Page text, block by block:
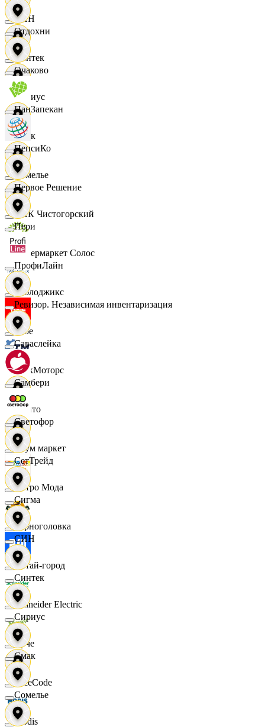
СИН
Синтек
Сириус
Смак
Сомелье
СПК Чистогорский
Супермаркет Солос
Таблоджикс
Твое
ТракМоторс
Фрито
Хоум маркет
Цетро Мода
Черноголовка
Читай-город
Schneider Electric
Ярче
FaceCode
Modis
Отдохни
Очаково
ПанЗапекан
ПепсиКо
Первое Решение
Пери
ПрофиЛайн
Ревизор. Независимая инвентаризация
Саваслейка
Самбери
Светофор
СетТрейд
Сигма
СИН
Синтек
Сириус
Смак
Сомелье